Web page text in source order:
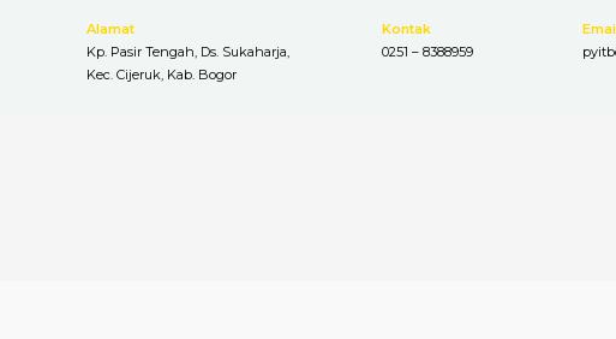
Alamat
Kp. Pasir Tengah, Ds. Sukaharja,
Kec. Cijeruk, Kab. Bogor
Kontak
0251 – 8388959